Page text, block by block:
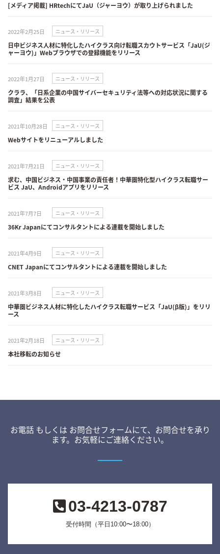
[メディア掲載] HRtechにてJaU（ジャーヨウ）が取り上げられました
2022年2月25日 ニュース・リリース
日中ビジネス人材に特化したハイクラス向け転職スカウトサービス「JaU(ジ
ャーヨウ)」Webブラウザでの登録機能をリリース
2022年1月27日 ニュース・リリース
クララ、「日系企業の中国サイバーセキュリティ法等への対応状況に関する
調査」結果を公表
2021年10月28日 ニュース・リリース
Webサイトをリニューアルしました
2021年7月21日 ニュース・リリース
求む、中国ビジネス・中国事業の責任者！中華圏特化型ハイクラス転職サー
ビス JaU、Androidアプリをリリース
2021年7月7日 ニュース・リリース
36Kr Japanにてコンサルタントによる連載を開始しました
2021年4月9日 ニュース・リリース
CNET Japanにてコンサルタントによる連載を開始しました
2021年3月8日 ニュース・リリース
中華圏ビジネス人材に特化したハイクラス転職サービス「JaU(β版)」をリリ
ース
2021年2月18日 ニュース・リリース
本社移転のお知らせ
お電話 もしくは お問合せフォームにて、お問合せを承り
ます。お気軽にご連絡ください。
03-4213-0787
受付時間（平日10:00〜18:00）